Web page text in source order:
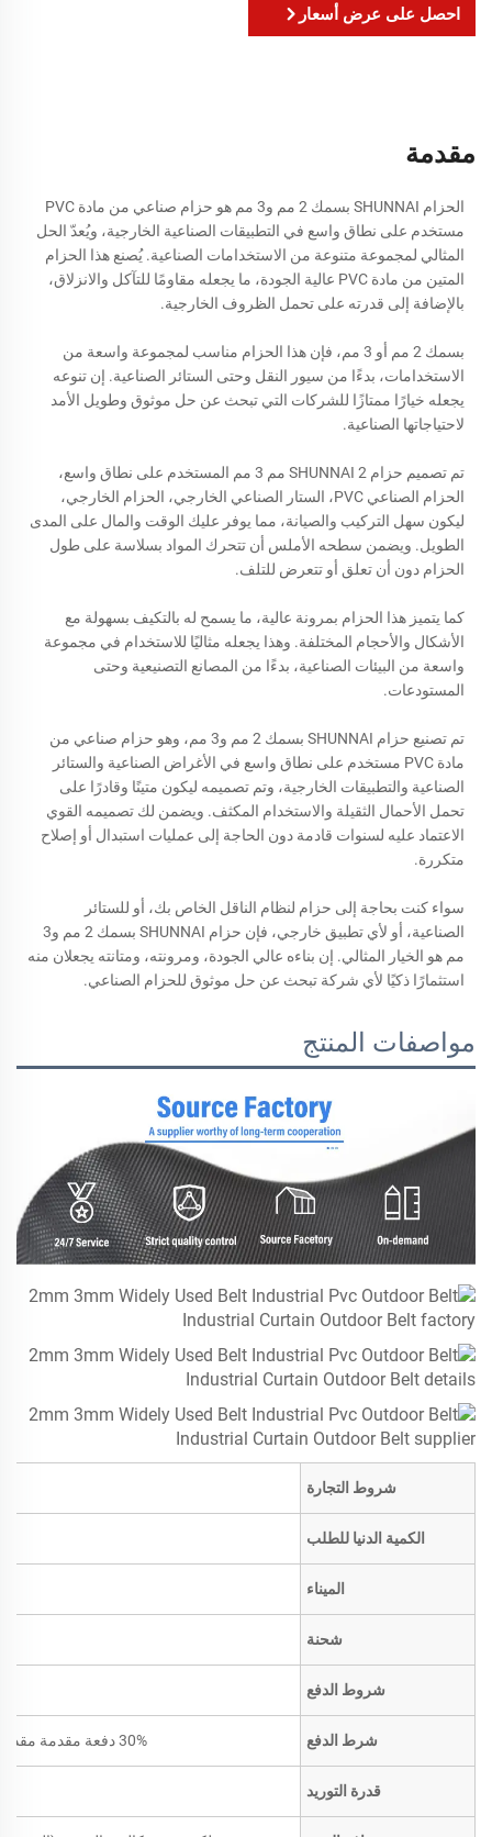
احصل على عرض أسعار
مقدمة
الحزام SHUNNAI بسمك 2 مم و3 مم هو حزام صناعي من مادة PVC
مستخدم على نطاق واسع في التطبيقات الصناعية الخارجية، ويُعدّ الحل
المثالي لمجموعة متنوعة من الاستخدامات الصناعية. يُصنع هذا الحزام
المتين من مادة PVC عالية الجودة، ما يجعله مقاومًا للتآكل والانزلاق،
بالإضافة إلى قدرته على تحمل الظروف الخارجية.
بسمك 2 مم أو 3 مم، فإن هذا الحزام مناسب لمجموعة واسعة من
الاستخدامات، بدءًا من سيور النقل وحتى الستائر الصناعية. إن تنوعه
يجعله خيارًا ممتازًا للشركات التي تبحث عن حل موثوق وطويل الأمد
لاحتياجاتها الصناعية.
تم تصميم حزام SHUNNAI 2 مم 3 مم المستخدم على نطاق واسع،
الحزام الصناعي PVC، الستار الصناعي الخارجي، الحزام الخارجي،
ليكون سهل التركيب والصيانة، مما يوفر عليك الوقت والمال على المدى
الطويل. ويضمن سطحه الأملس أن تتحرك المواد بسلاسة على طول
الحزام دون أن تعلق أو تتعرض للتلف.
كما يتميز هذا الحزام بمرونة عالية، ما يسمح له بالتكيف بسهولة مع
الأشكال والأحجام المختلفة. وهذا يجعله مثاليًا للاستخدام في مجموعة
واسعة من البيئات الصناعية، بدءًا من المصانع التصنيعية وحتى
المستودعات.
تم تصنيع حزام SHUNNAI بسمك 2 مم و3 مم، وهو حزام صناعي من
مادة PVC مستخدم على نطاق واسع في الأغراض الصناعية والستائر
الصناعية والتطبيقات الخارجية، وتم تصميمه ليكون متينًا وقادرًا على
تحمل الأحمال الثقيلة والاستخدام المكثف. ويضمن لك تصميمه القوي
الاعتماد عليه لسنوات قادمة دون الحاجة إلى عمليات استبدال أو إصلاح
متكررة.
سواء كنت بحاجة إلى حزام لنظام الناقل الخاص بك، أو للستائر
الصناعية، أو لأي تطبيق خارجي، فإن حزام SHUNNAI بسمك 2 مم و3
مم هو الخيار المثالي. إن بناءه عالي الجودة، ومرونته، ومتانته يجعلان منه
استثمارًا ذكيًا لأي شركة تبحث عن حل موثوق للحزام الصناعي.
مواصفات المنتج
شروط التجارة
الكمية الدنيا للطلب
الميناء
شحنة
شروط الدفع
شرط الدفع 30% دفعة مقدمة مقدماً؛ الرصيد مقابل نسخة من بوليصة الشحن
قدرة التوريد